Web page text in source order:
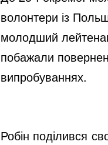
волонтери із
молодший
побажали
випробуваннях.
Робін поділився